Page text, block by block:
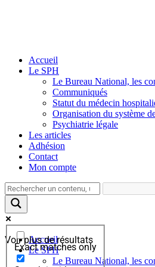
Accueil
Le SPH
Le Bureau National, les
Communiqués
Statut du médecin
Organisation du système
Psychiatrie légale
Les articles
Adhésion
Contact
Mon compte
Voir plus de résultats
Exact matches only
Accueil
Le SPH
Le Bureau National, les